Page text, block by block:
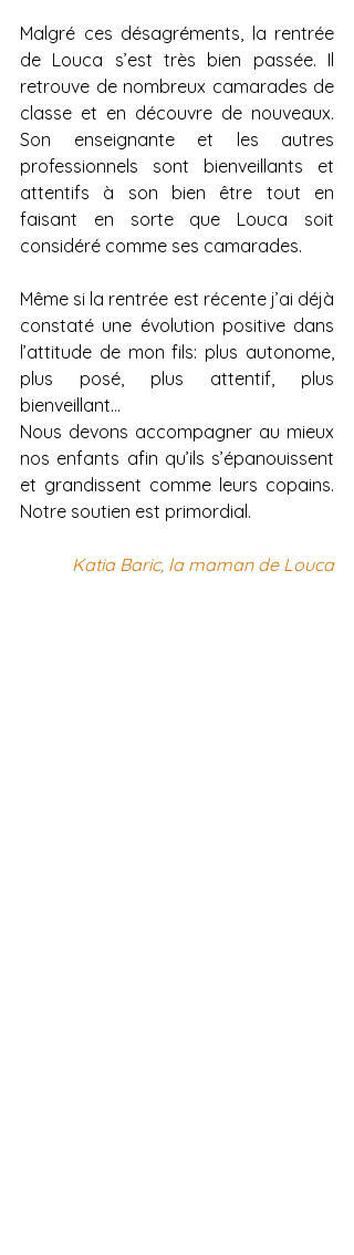
Malgré ces désagréments, la rentrée
de Louca s’est très bien passée. Il
retrouve de nombreux camarades de
classe et en découvre de nouveaux.
Son enseignante et les autres
professionnels sont bienveillants et
attentifs à son bien être tout en
faisant en sorte que Louca soit
considéré comme ses camarades.
Même si la rentrée est récente j’ai déjà
constaté une évolution positive dans
l’attitude de mon fils: plus autonome,
plus posé, plus attentif, plus
bienveillant…
Nous devons accompagner au mieux
nos enfants afin qu’ils s’épanouissent
et grandissent comme leurs copains.
Notre soutien est primordial.
Katia Baric, la maman de Louca